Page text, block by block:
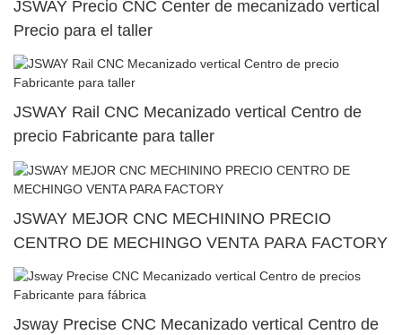
JSWAY Precio CNC Center de mecanizado vertical
Precio para el taller
JSWAY Rail CNC Mecanizado vertical Centro de
precio Fabricante para taller
JSWAY MEJOR CNC MECHININO PRECIO
CENTRO DE MECHINGO VENTA PARA FACTORY
Jsway Precise CNC Mecanizado vertical Centro de